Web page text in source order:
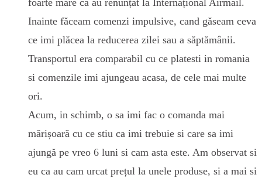
foarte mare ca au renunțat la Internațional Airmail.
Inainte făceam comenzi impulsive, cand găseam ceva
ce imi plăcea la reducerea zilei sau a săptămânii.
Transportul era comparabil cu ce platesti in romania
si comenzile imi ajungeau acasa, de cele mai multe
ori.
Acum, in schimb, o sa imi fac o comanda mai
mărișoară cu ce stiu ca imi trebuie si care sa imi
ajungă pe vreo 6 luni si cam asta este. Am observat si
eu ca au cam urcat prețul la unele produse, si a mai si